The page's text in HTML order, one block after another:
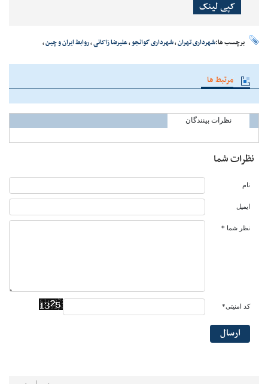
کپی لینک
برچسب ها:شهرداری تهران،شهرداری گوانجو،علیرضا زاکانی،روابط ایران و چین،
مرتبط ها
نظرات بینندگان
نظرات شما
نام
ایمیل
نظر شما *
کد امنیتی*
ارسال